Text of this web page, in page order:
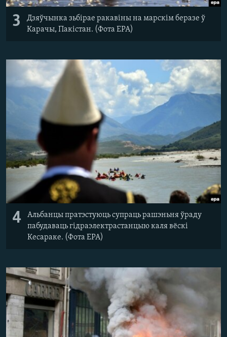
3
Дзяўчынка зьбірае ракавіны на марскім беразе ў
Карачы, Пакістан. (Фота EPA)
4
Альбанцы пратэстуюць супраць рашэньня ўраду
пабудаваць гідраэлектрастанцыю каля вёскі
Кесараке. (Фота EPA)